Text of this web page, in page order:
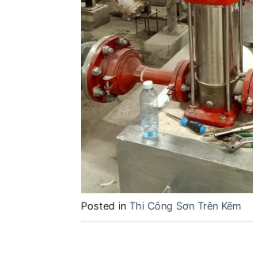
Posted in Thi Công Sơn Trên Kẽm